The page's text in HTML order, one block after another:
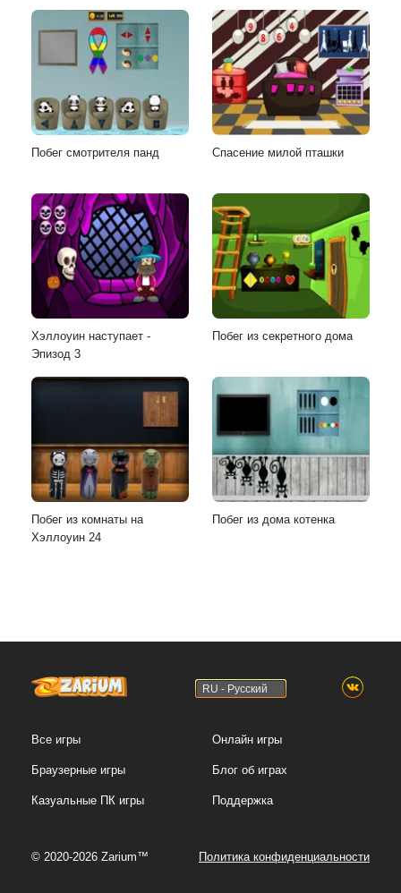
Побег смотрителя панд Спасение милой пташки
Хэллоуин наступает -
Эпизод 3
Побег из секретного дома
Побег из комнаты на
Хэллоуин 24
Побег из дома котенка
RU - Русский
Все игры
Браузерные игры
Казуальные ПК игры
Онлайн игры
Блог об играх
Поддержка
© 2020-2026 Zarium™ Политика конфиденциальности